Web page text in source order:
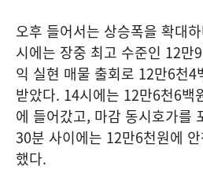
오후 들어서는 상승폭을 확대
시에는 장중 최고 수준인 12만
익 실현 매물 출회로 12만6천4
받았다. 14시에는 12만6천6백
에 들어갔고, 마감 동시호가를
30분 사이에는 12만6천원에
했다.